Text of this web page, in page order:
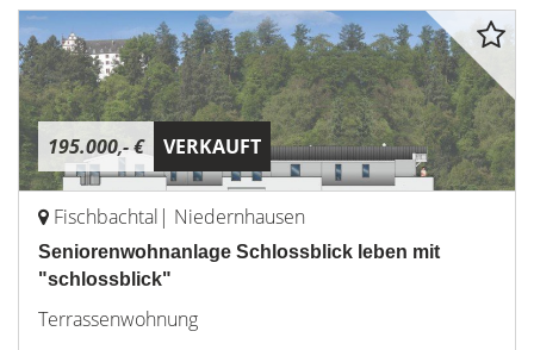
195.000,- € VERKAUFT
Fischbachtal| Niedernhausen
Seniorenwohnanlage Schlossblick leben mit
"schlossblick"
Terrassenwohnung